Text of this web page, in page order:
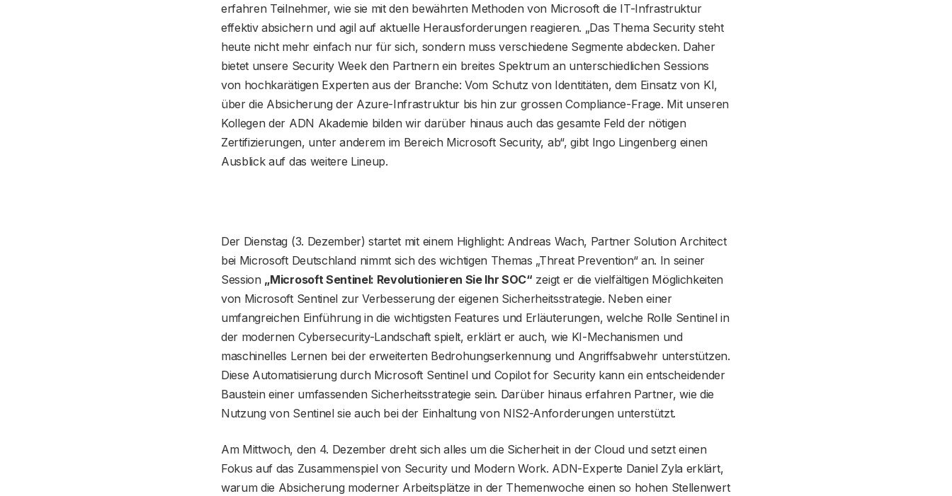
erfahren Teilnehmer, wie sie mit den bewährten Methoden von Microsoft die IT-Infrastruktur
effektiv absichern und agil auf aktuelle Herausforderungen reagieren. „Das Thema Security steht
heute nicht mehr einfach nur für sich, sondern muss verschiedene Segmente abdecken. Daher
bietet unsere Security Week den Partnern ein breites Spektrum an unterschiedlichen Sessions
von hochkarätigen Experten aus der Branche: Vom Schutz von Identitäten, dem Einsatz von KI,
über die Absicherung der Azure-Infrastruktur bis hin zur grossen Compliance-Frage. Mit unseren
Kollegen der ADN Akademie bilden wir darüber hinaus auch das gesamte Feld der nötigen
Zertifizierungen, unter anderem im Bereich Microsoft Security, ab“, gibt Ingo Lingenberg einen
Ausblick auf das weitere Lineup.
Der Dienstag (3. Dezember) startet mit einem Highlight: Andreas Wach, Partner Solution Architect
bei Microsoft Deutschland nimmt sich des wichtigen Themas „Threat Prevention“ an. In seiner
Session „Microsoft Sentinel: Revolutionieren Sie Ihr SOC“ zeigt er die vielfältigen Möglichkeiten
von Microsoft Sentinel zur Verbesserung der eigenen Sicherheitsstrategie. Neben einer
umfangreichen Einführung in die wichtigsten Features und Erläuterungen, welche Rolle Sentinel in
der modernen Cybersecurity-Landschaft spielt, erklärt er auch, wie KI-Mechanismen und
maschinelles Lernen bei der erweiterten Bedrohungserkennung und Angriffsabwehr unterstützen.
Diese Automatisierung durch Microsoft Sentinel und Copilot for Security kann ein entscheidender
Baustein einer umfassenden Sicherheitsstrategie sein. Darüber hinaus erfahren Partner, wie die
Nutzung von Sentinel sie auch bei der Einhaltung von NIS2-Anforderungen unterstützt.
Am Mittwoch, den 4. Dezember dreht sich alles um die Sicherheit in der Cloud und setzt einen
Fokus auf das Zusammenspiel von Security und Modern Work. ADN-Experte Daniel Zyla erklärt,
warum die Absicherung moderner Arbeitsplätze in der Themenwoche einen so hohen Stellenwert